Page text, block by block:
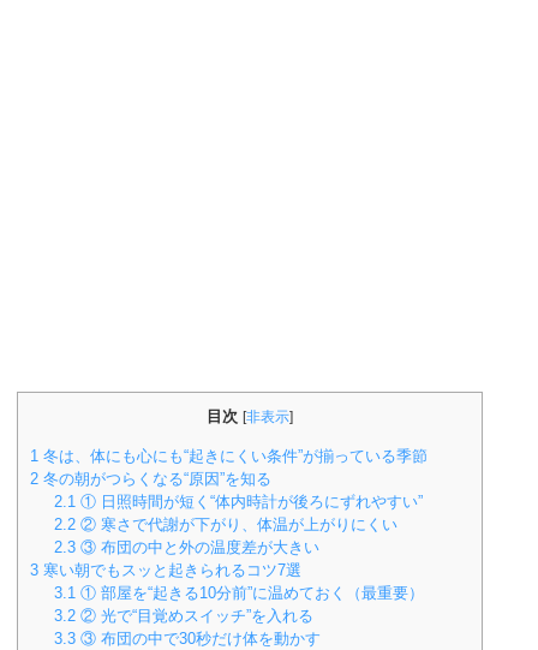
目次 [非表示]
1 冬は、体にも心にも“起きにくい条件”が揃っている季節
2 冬の朝がつらくなる“原因”を知る
2.1 ① 日照時間が短く“体内時計が後ろにずれやすい”
2.2 ② 寒さで代謝が下がり、体温が上がりにくい
2.3 ③ 布団の中と外の温度差が大きい
3 寒い朝でもスッと起きられるコツ7選
3.1 ① 部屋を“起きる10分前”に温めておく（最重要）
3.2 ② 光で“目覚めスイッチ”を入れる
3.3 ③ 布団の中で30秒だけ体を動かす